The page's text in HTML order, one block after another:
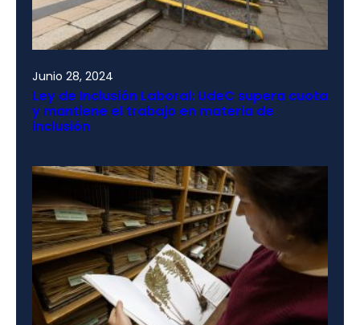
Junio 28, 2024
Ley de Inclusión Laboral: UdeC supera cuota
y mantiene el trabajo en materia de
inclusión